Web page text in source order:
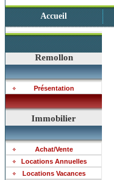
Accueil
Remollon
Présentation
Immobilier
Achat/Vente
Locations Annuelles
Locations Vacances